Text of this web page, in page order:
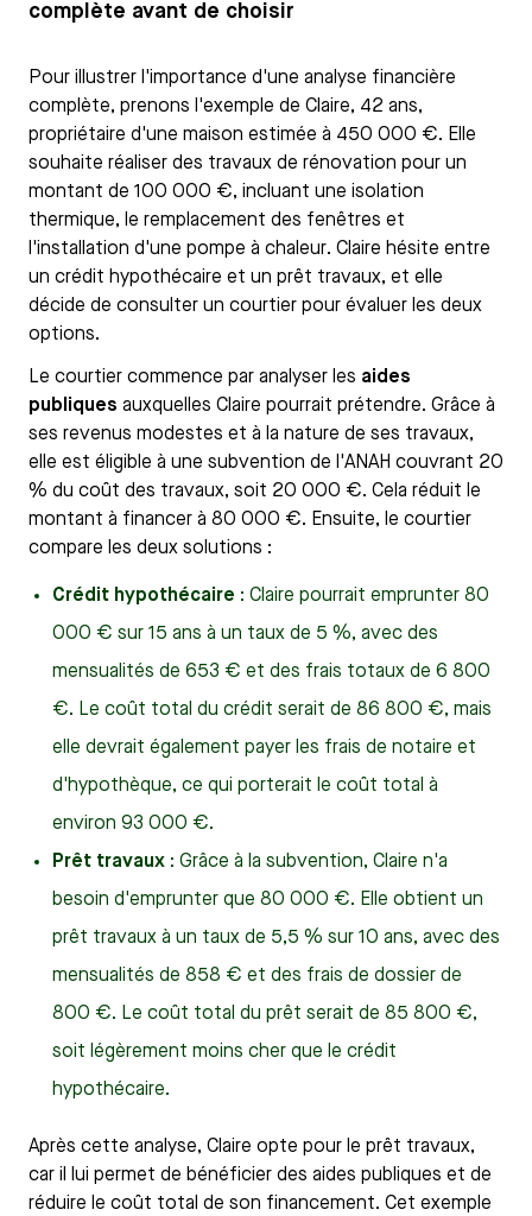
complète avant de choisir
Pour illustrer l'importance d'une analyse financière
complète, prenons l'exemple de Claire, 42 ans,
propriétaire d'une maison estimée à 450 000 €. Elle
souhaite réaliser des travaux de rénovation pour un
montant de 100 000 €, incluant une isolation
thermique, le remplacement des fenêtres et
l'installation d'une pompe à chaleur. Claire hésite entre
un crédit hypothécaire et un prêt travaux, et elle
décide de consulter un courtier pour évaluer les deux
options.
Le courtier commence par analyser les aides
publiques auxquelles Claire pourrait prétendre. Grâce à
ses revenus modestes et à la nature de ses travaux,
elle est éligible à une subvention de l'ANAH couvrant 20
% du coût des travaux, soit 20 000 €. Cela réduit le
montant à financer à 80 000 €. Ensuite, le courtier
compare les deux solutions :
Crédit hypothécaire : Claire pourrait emprunter 80
000 € sur 15 ans à un taux de 5 %, avec des
mensualités de 653 € et des frais totaux de 6 800
€. Le coût total du crédit serait de 86 800 €, mais
elle devrait également payer les frais de notaire et
d'hypothèque, ce qui porterait le coût total à
environ 93 000 €.
Prêt travaux : Grâce à la subvention, Claire n'a
besoin d'emprunter que 80 000 €. Elle obtient un
prêt travaux à un taux de 5,5 % sur 10 ans, avec des
mensualités de 858 € et des frais de dossier de
800 €. Le coût total du prêt serait de 85 800 €,
soit légèrement moins cher que le crédit
hypothécaire.
Après cette analyse, Claire opte pour le prêt travaux,
car il lui permet de bénéficier des aides publiques et de
réduire le coût total de son financement. Cet exemple